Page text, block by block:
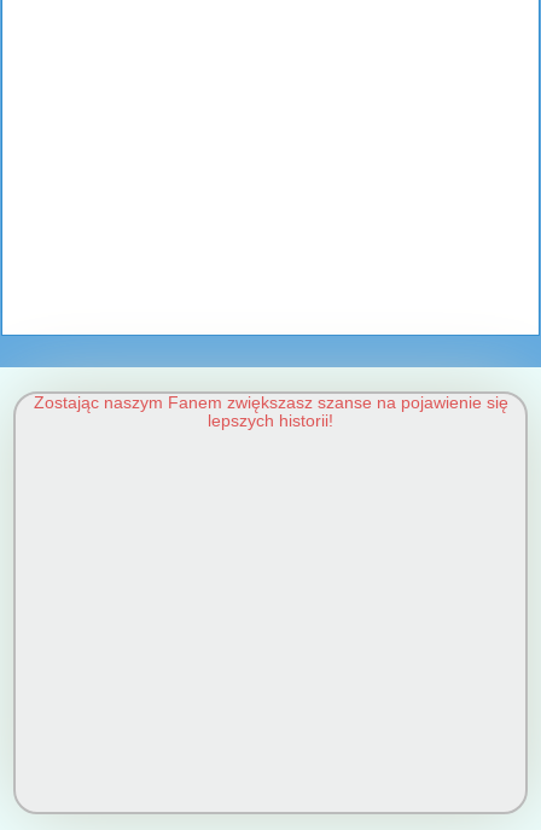
Zostając naszym Fanem zwiększasz szanse na pojawienie się
lepszych historii!